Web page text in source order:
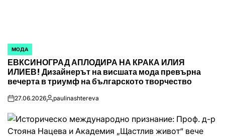
POSTED
IN
МОДА
ЕВКСИНОГРАД АПЛОДИРА НА КРАКА ИЛИЯ
ИЛИЕВ! Дизайнерът на висшата мода превърна
вечерта в триумф на българското творчество
on27.06.2026Posted
paulinashtereva